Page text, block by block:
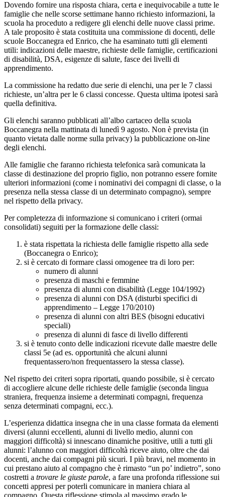
Dovendo fornire una risposta chiara, certa e inequivocabile a tutte le
famiglie che nelle scorse settimane hanno richiesto informazioni, la
scuola ha proceduto a redigere gli elenchi delle nuove classi prime.
A tale proposito è stata costituita una commissione di docenti, delle
scuole Boccanegra ed Enrico, che ha esaminato tutti gli elementi
utili: indicazioni delle maestre, richieste delle famiglie, certificazioni
di disabilità, DSA, esigenze di salute, fasce dei livelli di
apprendimento.
La commissione ha redatto due serie di elenchi, una per le 7 classi
richieste, un’altra per le 6 classi concesse. Questa ultima ipotesi sarà
quella definitiva.
Gli elenchi saranno pubblicati all’albo cartaceo della scuola
Boccanegra nella mattinata di lunedì 9 agosto. Non è prevista (in
quanto vietata dalle norme sulla privacy) la pubblicazione on-line
degli elenchi.
Alle famiglie che faranno richiesta telefonica sarà comunicata la
classe di destinazione del proprio figlio, non potranno essere fornite
ulteriori informazioni (come i nominativi dei compagni di classe, o la
presenza nella stessa classe di un determinato compagno), sempre
nel rispetto della privacy.
Per completezza di informazione si comunicano i criteri (ormai
consolidati) seguiti per la formazione delle classi:
è stata rispettata la richiesta delle famiglie rispetto alla sede
(Boccanegra o Enrico);
si è cercato di formare classi omogenee tra di loro per:
numero di alunni
presenza di maschi e femmine
presenza di alunni con disabilità (Legge 104/1992)
presenza di alunni con DSA (disturbi specifici di
apprendimento – Legge 170/2010)
presenza di alunni con altri BES (bisogni educativi
speciali)
presenza di alunni di fasce di livello differenti
si è tenuto conto delle indicazioni ricevute dalle maestre delle
classi 5e (ad es. opportunità che alcuni alunni
frequentassero/non frequentassero la stessa classe).
Nel rispetto dei criteri sopra riportati, quando possibile, si è cercato
di accogliere alcune delle richieste delle famiglie (seconda lingua
straniera, frequenza insieme a determinati compagni, frequenza
senza determinati compagni, ecc.).
L’esperienza didattica insegna che in una classe formata da elementi
diversi (alunni eccellenti, alunni di livello medio, alunni con
maggiori difficoltà) si innescano dinamiche positive, utili a tutti gli
alunni: l’alunno con maggiori difficoltà riceve aiuto, oltre che dai
docenti, anche dai compagni più sicuri. I più bravi, nel momento in
cui prestano aiuto al compagno che è rimasto “un po’ indietro”, sono
costretti a trovare le giuste parole, a fare una profonda riflessione sui
concetti appresi per poterli comunicare in maniera chiara al